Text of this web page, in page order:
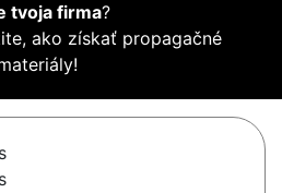
tvoja firma?
ako získať propagačné